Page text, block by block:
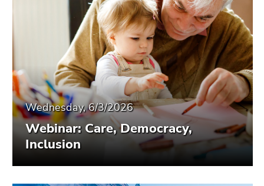
Wednesday, 6/3/2026
Webinar: Care, Democracy,
Inclusion